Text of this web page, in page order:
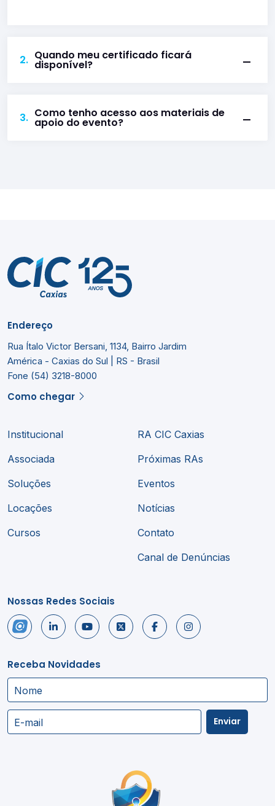
2. Quando meu certificado ficará
disponível?
3. Como tenho acesso aos materiais de
apoio do evento?
Endereço
Rua Ítalo Victor Bersani, 1134, Bairro Jardim
América - Caxias do Sul | RS - Brasil
Fone (54) 3218-8000
Como chegar
Institucional
Associada
Soluções
Locações
Cursos
RA CIC Caxias
Próximas RAs
Eventos
Notícias
Contato
Canal de Denúncias
Nossas Redes Sociais
Receba Novidades
Nome
E-mail Enviar